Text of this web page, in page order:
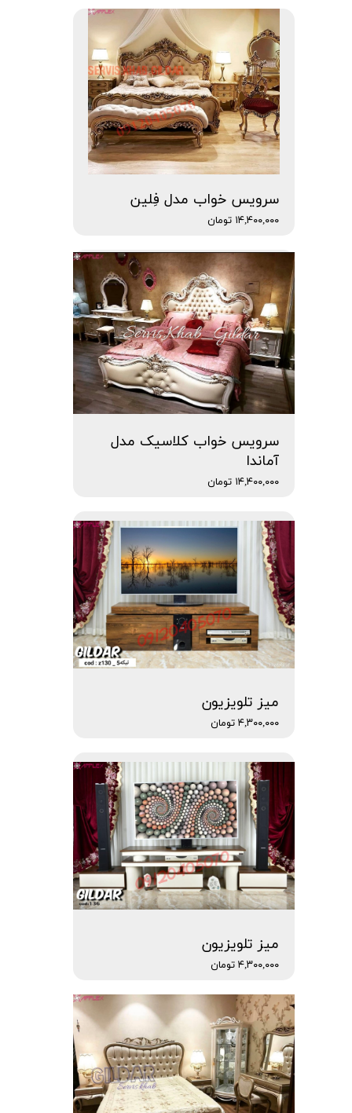
سرویس خواب مدل فِلین
۱۴,۴۰۰,۰۰۰ تومان
سرویس خواب کلاسیک مدل
آماندا
۱۴,۴۰۰,۰۰۰ تومان
میز تلویزیون
۴,۳۰۰,۰۰۰ تومان
میز تلویزیون
۴,۳۰۰,۰۰۰ تومان